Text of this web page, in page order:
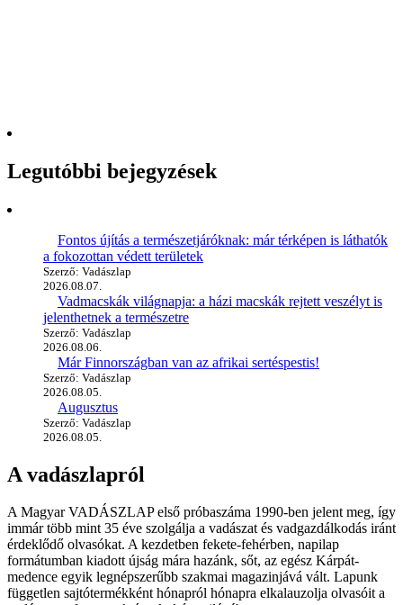
Legutóbbi bejegyzések
Fontos újítás a természetjáróknak: már térképen is láthatók
a fokozottan védett területek
Szerző: Vadászlap
2026.08.07.
Vadmacskák világnapja: a házi macskák rejtett veszélyt is
jelenthetnek a természetre
Szerző: Vadászlap
2026.08.06.
Már Finnországban van az afrikai sertéspestis!
Szerző: Vadászlap
2026.08.05.
Augusztus
Szerző: Vadászlap
2026.08.05.
A vadászlapról
A Magyar VADÁSZLAP első próbaszáma 1990-ben jelent meg, így
immár több mint 35 éve szolgálja a vadászat és vadgazdálkodás iránt
érdeklődő olvasókat. A kezdetben fekete-fehérben, napilap
formátumban kiadott újság mára hazánk, sőt, az egész Kárpát-
medence egyik legnépszerűbb szakmai magazinjává vált. Lapunk
független sajtótermékként hónapról hónapra elkalauzolja olvasóit a